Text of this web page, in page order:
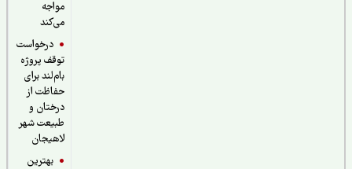
درخواست
توقف پروژه
بام‌لند برای
حفاظت از
درختان و
طبیعت شهر
لاهیجان
بهترین